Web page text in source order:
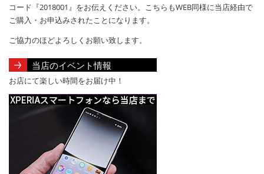
コード『2018001』をお伝えください。こちらもWEB同様に当店経由で
ご購入・お申込みされたことになります。
ご協力のほどよろしくお願い致します。
当店のイベント情報
お店にて楽しい時間をお届け中！